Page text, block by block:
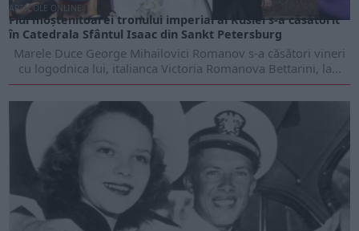
ARTICOLE ONLINE
Fiul moştenitoarei tronului imperial al Rusiei s-a căsătorit
în Catedrala Sfântul Isaac din Sankt Petersburg
Marele Duce George Mihailovici Romanov s-a căsători vineri
cu logodnica lui, italianca Victoria Romanova Bettarini, la...